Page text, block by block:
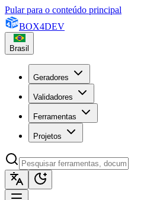
Pular para o conteúdo principal
BOX4DEV
Brasil
Geradores
Validadores
Ferramentas
Projetos